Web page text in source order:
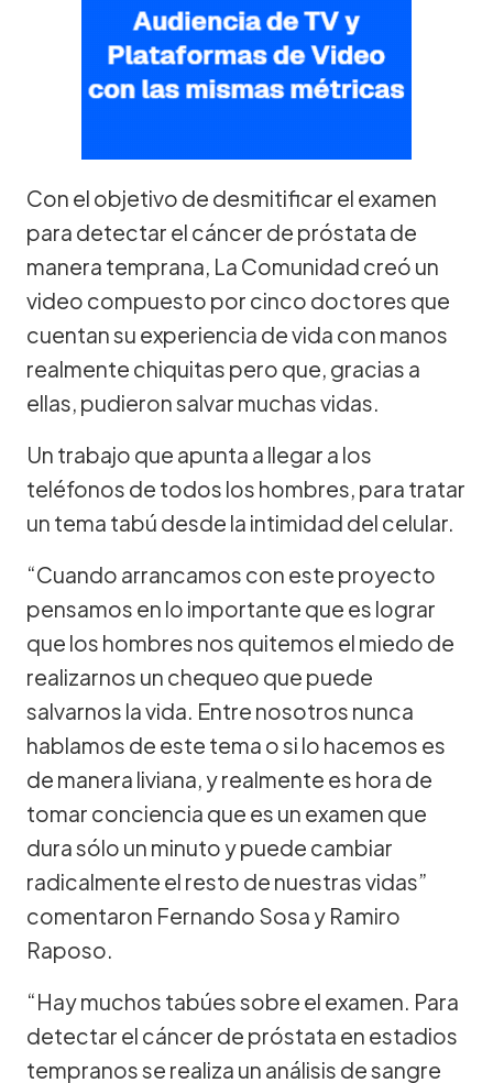
Con el objetivo de desmitificar el examen
para detectar el cáncer de próstata de
manera temprana, La Comunidad creó un
video compuesto por cinco doctores que
cuentan su experiencia de vida con manos
realmente chiquitas pero que, gracias a
ellas, pudieron salvar muchas vidas.
Un trabajo que apunta a llegar a los
teléfonos de todos los hombres, para tratar
un tema tabú desde la intimidad del celular.
“Cuando arrancamos con este proyecto
pensamos en lo importante que es lograr
que los hombres nos quitemos el miedo de
realizarnos un chequeo que puede
salvarnos la vida. Entre nosotros nunca
hablamos de este tema o si lo hacemos es
de manera liviana, y realmente es hora de
tomar conciencia que es un examen que
dura sólo un minuto y puede cambiar
radicalmente el resto de nuestras vidas”
comentaron Fernando Sosa y Ramiro
Raposo.
“Hay muchos tabúes sobre el examen. Para
detectar el cáncer de próstata en estadios
tempranos se realiza un análisis de sangre